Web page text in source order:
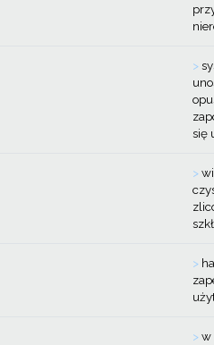
>
się
>
>
>w